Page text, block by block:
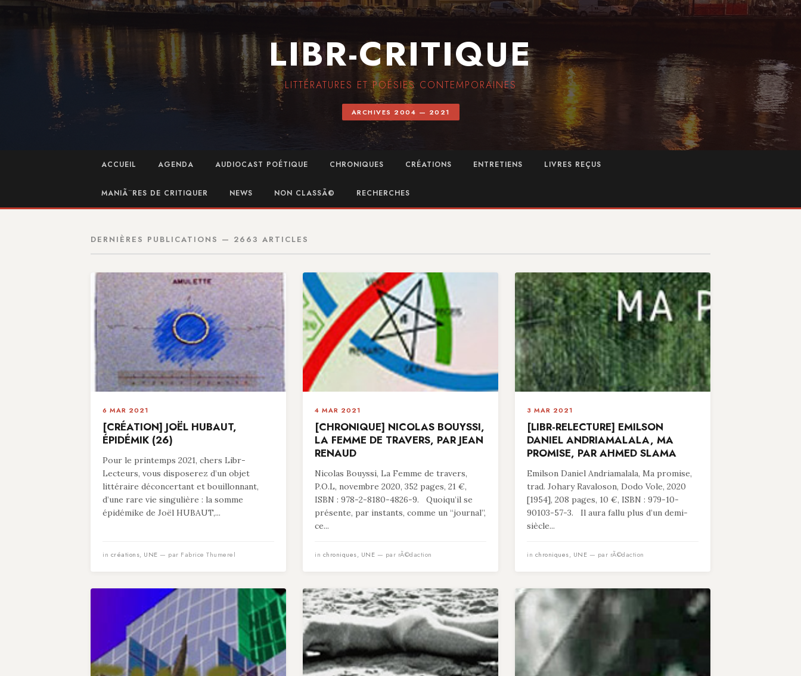
LIBR-CRITIQUE
LITTÉRATURES ET POÉSIES CONTEMPORAINES
ARCHIVES 2004 — 2021
ACCUEIL AGENDA AUDIOCAST POÉTIQUE CHRONIQUES CRÉATIONS ENTRETIENS LIVRES REÇUS
MANIÃ¨RES DE CRITIQUER NEWS NON CLASSÃ© RECHERCHES
DERNIÈRES PUBLICATIONS — 2663 ARTICLES
6 MAR 2021
[CRÉATION] JOËL HUBAUT,
ÉPIDÉMIK (26)
Pour le printemps 2021, chers Libr-
Lecteurs, vous disposerez d’un objet
littéraire déconcertant et bouillonnant,
d’une rare vie singulière : la somme
épidémike de Joël HUBAUT,...
in créations, UNE — par Fabrice Thumerel
4 MAR 2021
[CHRONIQUE] NICOLAS BOUYSSI,
LA FEMME DE TRAVERS, PAR JEAN
RENAUD
Nicolas Bouyssi, La Femme de travers,
P.O.L, novembre 2020, 352 pages, 21 €,
ISBN : 978-2-8180-4826-9. Quoiqu’il se
présente, par instants, comme un “journal”,
ce...
in chroniques, UNE — par rÃ©daction
3 MAR 2021
[LIBR-RELECTURE] EMILSON
DANIEL ANDRIAMALALA, MA
PROMISE, PAR AHMED SLAMA
Emilson Daniel Andriamalala, Ma promise,
trad. Johary Ravaloson, Dodo Vole, 2020
[1954], 208 pages, 10 €, ISBN : 979-10-
90103-57-3. Il aura fallu plus d’un demi-
siècle...
in chroniques, UNE — par rÃ©daction